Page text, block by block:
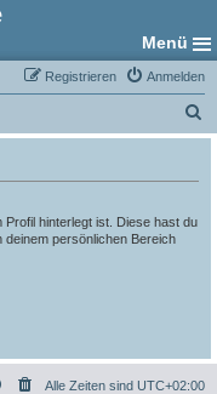
Menü
Anmelden
Registrieren
u
hinterlegt ist. Diese hast du
deinem persönlichen Bereich
Alle Zeiten sind UTC+02:00